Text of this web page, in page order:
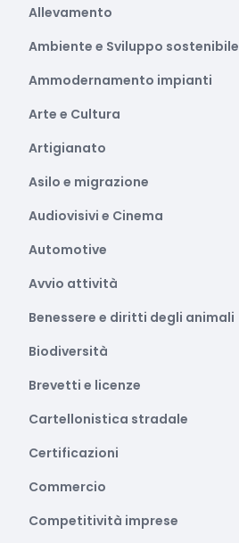
Allevamento
Ambiente e Sviluppo sostenibile
Ammodernamento impianti
Arte e Cultura
Artigianato
Asilo e migrazione
Audiovisivi e Cinema
Automotive
Avvio attività
Benessere e diritti degli animali
Biodiversità
Brevetti e licenze
Cartellonistica stradale
Certificazioni
Commercio
Competitività imprese